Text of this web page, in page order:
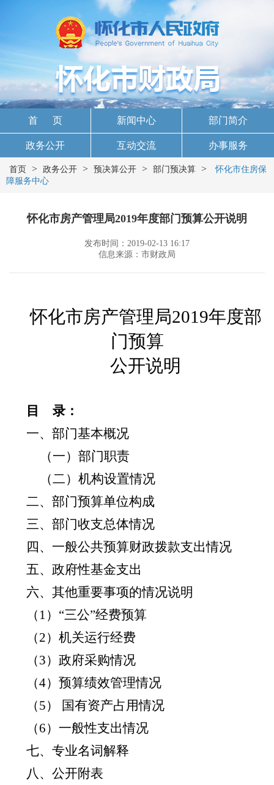
首 页 新闻中心 部门简介
政务公开 互动交流 办事服务
首页 > 政务公开 > 预决算公开 > 部门预决算 >
怀化市住房保
障服务中心
怀化市房产管理局2019年度部门预算公开说明
发布时间：2019-02-13 16:17
信息来源：市财政局
怀化市房产管理局2019年度部
门预算
公开说明
目
录：
一、部门基本概况
（一）部门职责
（二）机构设置情况
二、部门预算单位构成
三、部门收支总体情况
四、一般公共预算财政拨款支出情况
五、政府性基金支出
六、其他重要事项的情况说明
（ 1）“三公”经费预算
（2）机关运行经费
（3）政府采购情况
（4）预算绩效管理情况
（5） 国有资产占用情况
（6）一般性支出情况
七、专业名词解释
八、公开附表